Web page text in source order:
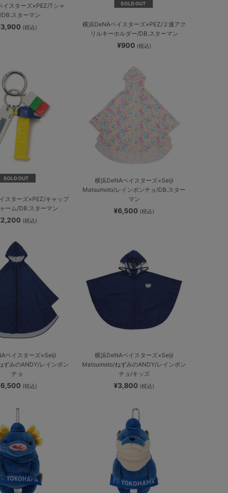
イスターズ×PEZ/Tシャ
DB.スターマン
(税込)
SOLD OUT
横浜DeNAベイスターズ×PEZ/２連アク
リルキーホルダー/DB.スターマン
¥900 (税込)
SOLD OUT
スターズ×PEZ/キャップ
ーム/DB.スターマン
(税込)
横浜DeNAベイスターズ×Seiji
Matsumoto/レインポンチョ/DB.スター
マン
¥6,500 (税込)
ベイスターズ×Seiji
ずみのANDY/レインポン
チョ
(税込)
横浜DeNAベイスターズ×Seiji
Matsumoto/ねずみのANDY/レインポン
チョ/キッズ
¥3,800 (税込)